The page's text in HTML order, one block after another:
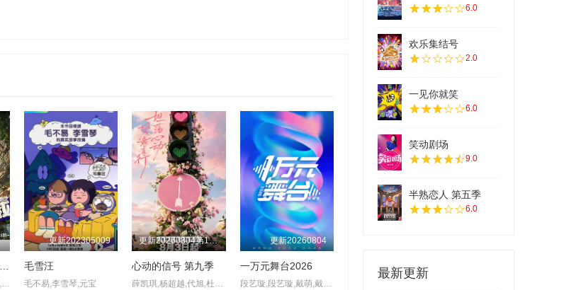
忙忙碌碌寻宝藏·双人成行季
杨迪,庞博,武艺,田曦薇,王安宇,黄子弘凡,李维嘉,黄明昊,胡一天,吴昕,孙阳,孙阳,Sunny,Sun
更新202305009
毛雪汪
毛不易,李雪琴,元宝
更新20260804第1期下
心动的信号 第九季
薛凯琪,杨超越,代旭,杜海涛,张纯烨
更新20260804
一万元舞台2026
段艺璇,段艺璇,戴萌,戴萌,太一,许杨玉琢,杨冰怡
6.0
欢乐集结号
2.0
一见你就笑
6.0
笑动剧场
9.0
半熟恋人 第五季
6.0
最新更新